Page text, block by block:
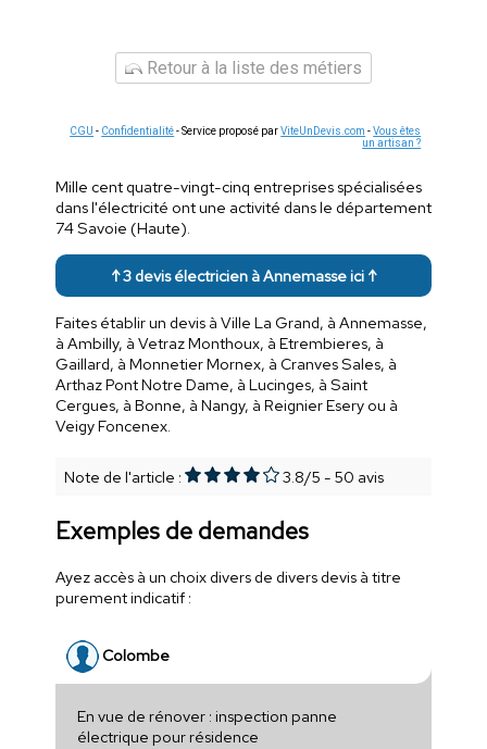
Retour à la liste des métiers
CGU - Confidentialité- Service proposé parViteUnDevis.com -Vous êtes
un artisan ?
Mille cent quatre-vingt-cinq entreprises spécialisées
dans l'électricité ont une activité dans le département
74 Savoie (Haute).
↑ 3 devis électricien à Annemasse ici ↑
Faites établir un devis à Ville La Grand, à Annemasse,
à Ambilly, à Vetraz Monthoux, à Etrembieres, à
Gaillard, à Monnetier Mornex, à Cranves Sales, à
Arthaz Pont Notre Dame, à Lucinges, à Saint
Cergues, à Bonne, à Nangy, à Reignier Esery ou à
Veigy Foncenex.
Note de l'article : 3.8/5 - 50 avis
Exemples de demandes
Ayez accès à un choix divers de divers devis à titre
purement indicatif :
Colombe
En vue de rénover : inspection panne
électrique pour résidence